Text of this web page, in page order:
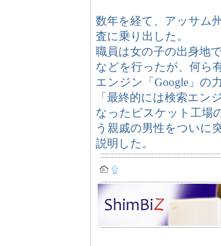
数年を経て、アッサム
査に乗り出した。
職員は女の子の出身地
などを行ったが、何ら
エンジン「Google」の
「最終的には検索エン
なったビスケット工場
う親戚の男性をついに
説明した。